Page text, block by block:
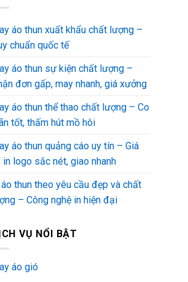
áo thun xuất khẩu chất lượng –
chuẩn quốc tế
áo thun sự kiện chất lượng –
đơn gấp, may nhanh, giá xưởng
áo thun thể thao chất lượng – Co
tốt, thấm hút mồ hôi
áo thun quảng cáo uy tín – Giá
in logo sắc nét, giao nhanh
thun theo yêu cầu đẹp và chất
– Công nghệ in hiện đại
VỤ NỔI BẬT
áo gió